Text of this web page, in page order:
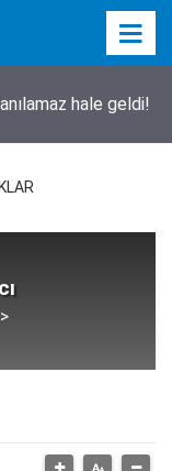
hale geldi!